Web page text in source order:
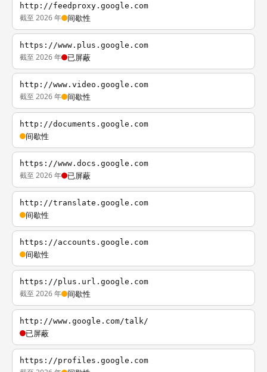
http://feedproxy.google.com
截至 2026 年 间歇性
https://www.plus.google.com
截至 2026 年 已屏蔽
http://www.video.google.com
截至 2026 年 间歇性
http://documents.google.com
间歇性
https://www.docs.google.com
截至 2026 年 已屏蔽
http://translate.google.com
间歇性
https://accounts.google.com
间歇性
https://plus.url.google.com
截至 2026 年 间歇性
http://www.google.com/talk/
已屏蔽
https://profiles.google.com